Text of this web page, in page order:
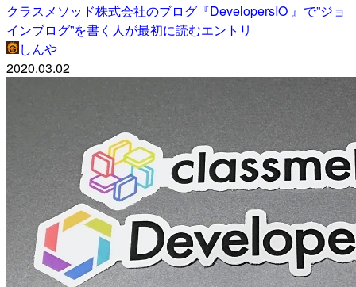
クラスメソッド株式会社のブログ『DevelopersIO 』で”ジョ
インブログ”を書く人が最初に読むエントリ
しんや
2020.03.02